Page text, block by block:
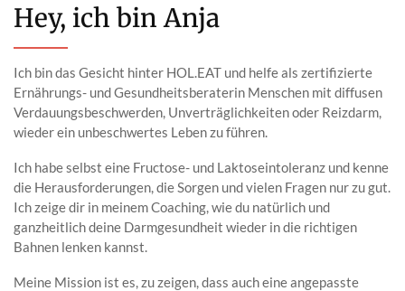
Hey, ich bin Anja
Ich bin das Gesicht hinter HOL.EAT und helfe als zertifizierte
Ernährungs- und Gesundheitsberaterin Menschen mit diffusen
Verdauungsbeschwerden, Unverträglichkeiten oder Reizdarm,
wieder ein unbeschwertes Leben zu führen.
Ich habe selbst eine Fructose- und Laktoseintoleranz und kenne
die Herausforderungen, die Sorgen und vielen Fragen nur zu gut.
Ich zeige dir in meinem Coaching, wie du natürlich und
ganzheitlich deine Darmgesundheit wieder in die richtigen
Bahnen lenken kannst.
Meine Mission ist es, zu zeigen, dass auch eine angepasste